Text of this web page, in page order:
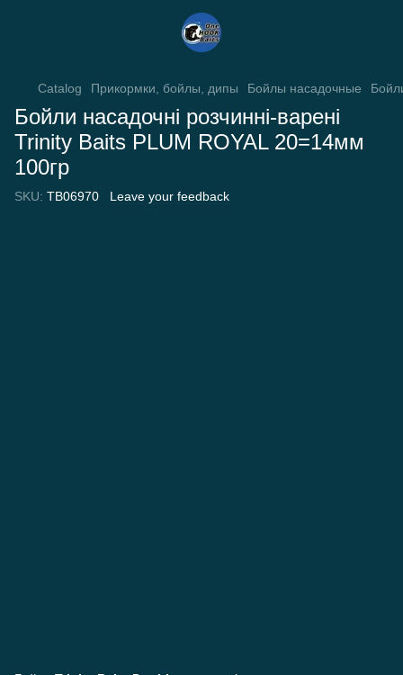
Catalog Прикормки, бойлы, дипы Бойлы насадочные
Бойли насадочні розчинні-варені
Trinity Baits PLUM ROYAL 20=14мм
100гр
SKU: TB06970 Leave your feedback